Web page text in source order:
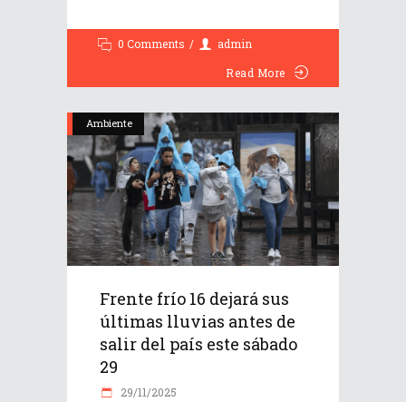
0 Comments
admin
Read More
Ambiente
Frente frío 16 dejará sus
últimas lluvias antes de
salir del país este sábado
29
29/11/2025